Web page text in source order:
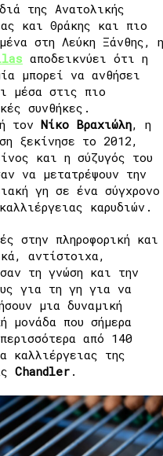
της Ανατολικής
και Θράκης και πιο
στη Λεύκη Ξάνθης, η
αποδεικνύει ότι η
μπορεί να ανθήσει
μέσα στις πιο
συνθήκες.
τον Νίκο Βραχιώλη, η
ξεκίνησε το 2012,
και η σύζυγός του
να μετατρέψουν την
γη σε ένα σύγχρονο
καρυδιών.
στην πληροφορική και
αντίστοιχα,
τη γνώση και την
για τη γη για να
μια δυναμική
μονάδα που σήμερα
από 140
καλλιέργειας της
Chandler .